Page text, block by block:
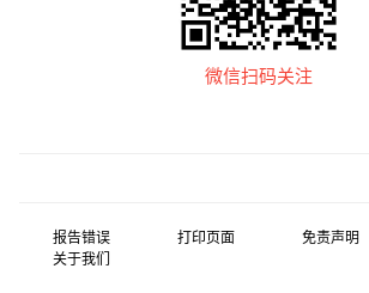
微信扫码关注
报告错误 打印页面 免责声明
关于我们